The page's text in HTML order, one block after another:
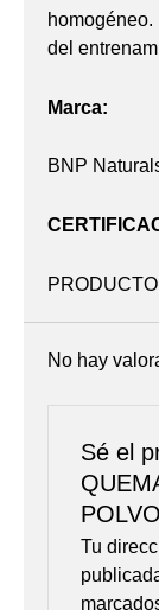
del
Marca:
BNP
No hay
Sé el
Tu